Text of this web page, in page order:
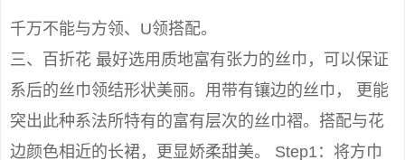
千万不能与方领、U领搭配。
三、百折花 最好选用质地富有张力的丝巾，可以保证
系后的丝巾领结形状美丽。用带有镶边的丝巾， 更能
突出此种系法所特有的富有层次的丝巾褶。搭配与花
边颜色相近的长裙，更显娇柔甜美。 Step1：将方巾